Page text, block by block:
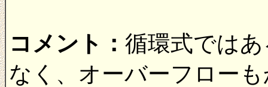
コメント： 循環式では
なく、オーバーフロー